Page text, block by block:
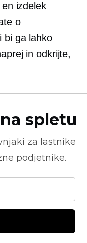
en izdelek
o
bi ga lahko
in odkrijte,
spletu
za lastnike
podjetnike.